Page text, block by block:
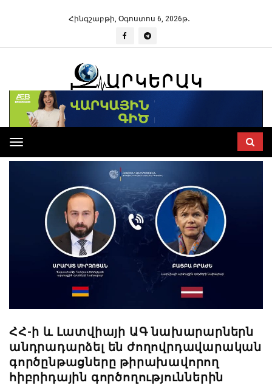
Հինգշաբթի, Օգոստոս 6, 2026թ․
Toggle
navigation
ՀՀ-ի և Լատվիայի ԱԳ նախարարներն
անդրադարձել են ժողովրդավարական
գործընթացները թիրախավորող
հիբրիդային գործողություններին